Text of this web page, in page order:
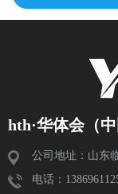
hth·华体会（
公司地址：山东
电话：